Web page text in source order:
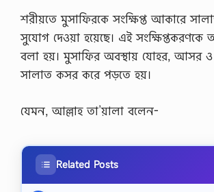
শরীয়তে মুসাফিরকে সংক্ষিপ্ত আকারে
সুযোগ দেওয়া হয়েছে। এই
বলা হয়। মুসাফির অবস্থায় যোহর, আসর
সালাত কসর করে পড়তে হয়।
যেমন, আল্লাহ তা’য়ালা বলেন-
Related Posts